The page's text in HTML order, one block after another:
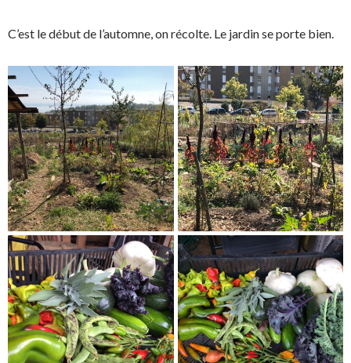
C’est le début de l’automne, on récolte. Le jardin se porte bien.